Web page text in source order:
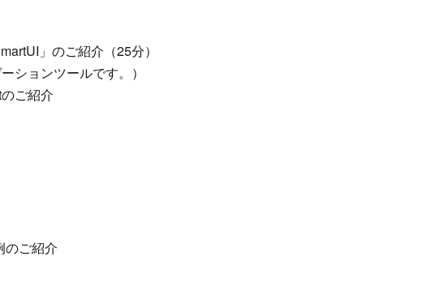
」のご紹介（25分）
ションツールです。）
ご紹介
のご紹介